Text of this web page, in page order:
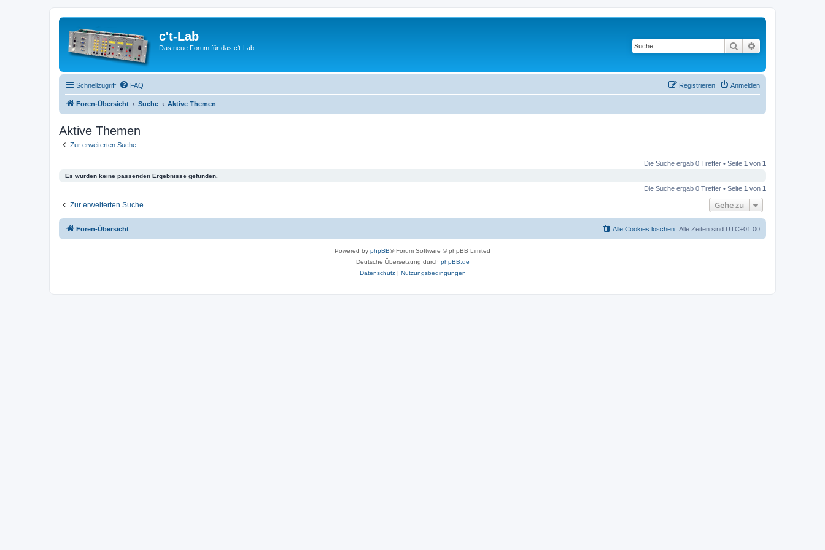
c't-Lab
Das neue Forum für das c't-Lab Suche
Schnellzugriff FAQ Anmelden
Registrieren
Foren-Übersicht Suche Aktive Themen
Aktive Themen
Zur erweiterten Suche
Die Suche ergab 0 Treffer • Seite 1 von 1
Es wurden keine passenden Ergebnisse gefunden.
Die Suche ergab 0 Treffer • Seite 1 von 1
Zur erweiterten Suche Gehe zu
Foren-Übersicht Alle Zeiten sind UTC+01:00
Alle Cookies löschen
Powered by phpBB® Forum Software © phpBB Limited
Deutsche Übersetzung durch phpBB.de
Datenschutz| Nutzungsbedingungen